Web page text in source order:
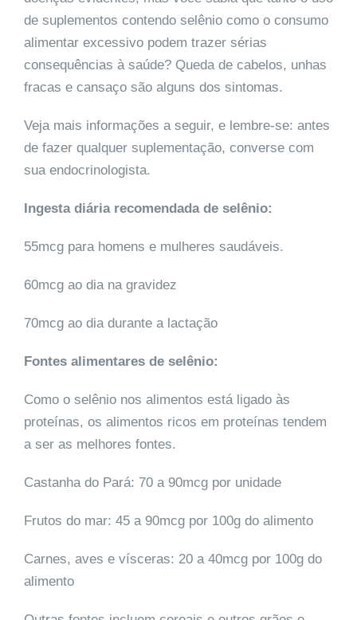
de suplementos contendo selênio como o consumo
alimentar excessivo podem trazer sérias
consequências à saúde? Queda de cabelos, unhas
fracas e cansaço são alguns dos sintomas.
Veja mais informações a seguir, e lembre-se: antes
de fazer qualquer suplementação, converse com
sua endocrinologista.
Ingesta diária recomendada de selênio:
55mcg para homens e mulheres saudáveis.
60mcg ao dia na gravidez
70mcg ao dia durante a lactação
Fontes alimentares de selênio:
Como o selênio nos alimentos está ligado às
proteínas, os alimentos ricos em proteínas tendem
a ser as melhores fontes.
Castanha do Pará: 70 a 90mcg por unidade
Frutos do mar: 45 a 90mcg por 100g do alimento
Carnes, aves e vísceras: 20 a 40mcg por 100g do
alimento